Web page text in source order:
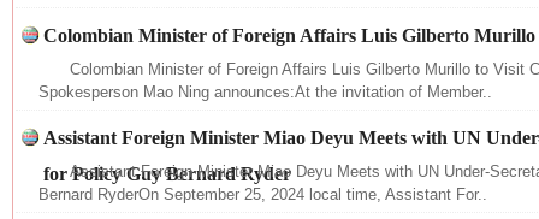
Colombian Minister of Foreign Affairs Luis Gilberto
Colombian Minister of Foreign Affairs Luis Gilberto Murillo to Visit
Spokesperson Mao Ning announces:At the invitation of Member..
Assistant Foreign Minister Miao Deyu Meets with UN
for Policy Guy Bernard Ryder
Assistant Foreign Minister Miao Deyu Meets with UN Under-
Bernard RyderOn September 25, 2024 local time, Assistant For..